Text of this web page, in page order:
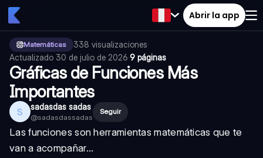
Abrir la app
Matemáticas 338 visualizaciones·
Actualizado 30 de julio de 2026·9 páginas
Gráficas de Funciones Más
Importantes
S sadasdas sadas
@sadasdassadas
Seguir
Las funciones son herramientas matemáticas que te
van a acompañar...